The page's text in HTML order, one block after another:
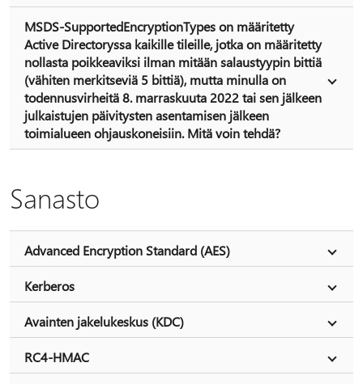
MSDS-SupportedEncryptionTypes on määritetty
Active Directoryssa kaikille tileille, jotka on määritetty
nollasta poikkeaviksi ilman mitään salaustyypin bittiä
(vähiten merkitseviä 5 bittiä), mutta minulla on
todennusvirheitä 8. marraskuuta 2022 tai sen jälkeen
julkaistujen päivitysten asentamisen jälkeen
toimialueen ohjauskoneisiin. Mitä voin tehdä?
Sanasto
Advanced Encryption Standard (AES)
Kerberos
Avainten jakelukeskus (KDC)
RC4-HMAC